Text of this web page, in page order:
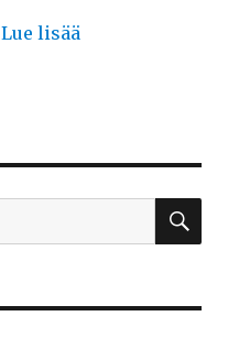
Lue lisää